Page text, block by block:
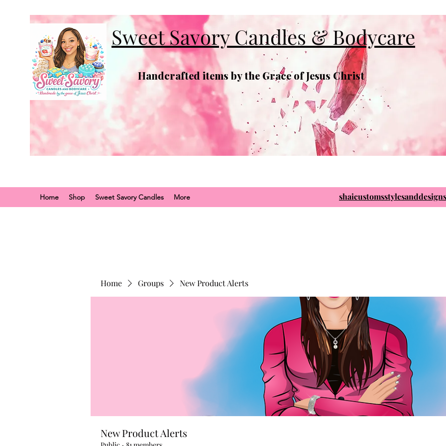
Sweet Savory Candles & Bodycare
Handcrafted items by the Grace of Jesus Christ
Home Shop Sweet Savory Candles More
Home Groups New Product Alerts
New Product Alerts